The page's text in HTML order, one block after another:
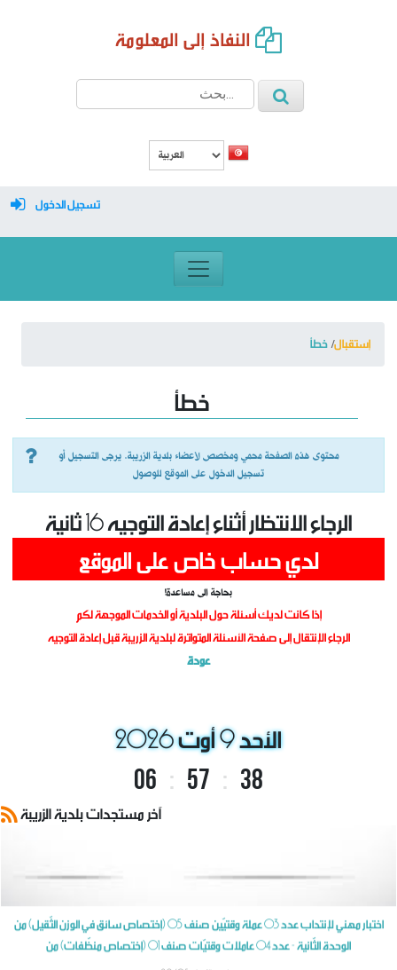
تسجيل الدخول
معرف تسجيل الدخول
التسجيل
نسيت كلمة المرور
إستقبال خطأ
خطأ
محتوى هذه الصفحة محمي ومخصص لأعضاء بلدية الزريبة. يرجى التسجيل أو
تسجيل الدخول على الموقع للوصول
الرجاء الانتظار أثناء إعادة التوجيه16ثانية
لدي حساب خاص على الموقع
!بحاجة الى مساعدة
إذا كانت لديك أسئلة حول البلدية أو الخدمات الموجهة لكم
الرجاء الإنتقال إلى صفحة الأسئلة المتواترة لبلدية الزريبة قبل إعادة التوجيه
عودة
الأحد 9 أوت 2026
06 : 57 : 38
آخر مستجدات بلدية الزريبة
النتائج الأولية للمناظرة الخارجية لانتداب تقني اختصاص هندسة مدنية
وضع بتاريخ: 25/06
اختبار مهني لإنتداب عدد 03 عملة وقتيّين صنف 05 (إختصاص سائق في الوزن الثّقيل) من
الوحدة الثّانية - عدد 04 عاملات وقتيّات صنف 01 (إختصاص منظّفات) من
وضع بتاريخ: 29/05